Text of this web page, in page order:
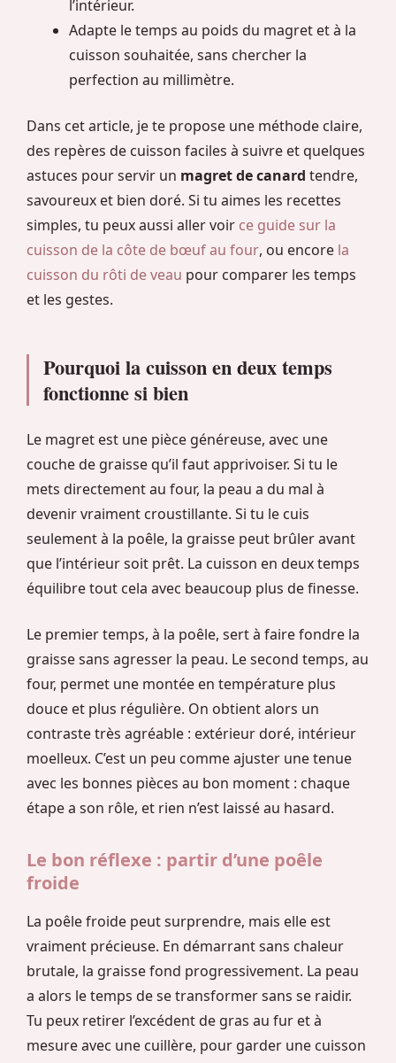
l’intérieur.
Adapte le temps au poids du magret et à la
cuisson souhaitée, sans chercher la
perfection au millimètre.
Dans cet article, je te propose une méthode claire,
des repères de cuisson faciles à suivre et quelques
astuces pour servir un magret de canard tendre,
savoureux et bien doré. Si tu aimes les recettes
simples, tu peux aussi aller voir ce guide sur la
cuisson de la côte de bœuf au four, ou encore la
cuisson du rôti de veau pour comparer les temps
et les gestes.
Pourquoi la cuisson en deux temps
fonctionne si bien
Le magret est une pièce généreuse, avec une
couche de graisse qu’il faut apprivoiser. Si tu le
mets directement au four, la peau a du mal à
devenir vraiment croustillante. Si tu le cuis
seulement à la poêle, la graisse peut brûler avant
que l’intérieur soit prêt. La cuisson en deux temps
équilibre tout cela avec beaucoup plus de finesse.
Le premier temps, à la poêle, sert à faire fondre la
graisse sans agresser la peau. Le second temps, au
four, permet une montée en température plus
douce et plus régulière. On obtient alors un
contraste très agréable : extérieur doré, intérieur
moelleux. C’est un peu comme ajuster une tenue
avec les bonnes pièces au bon moment : chaque
étape a son rôle, et rien n’est laissé au hasard.
Le bon réflexe : partir d’une poêle
froide
La poêle froide peut surprendre, mais elle est
vraiment précieuse. En démarrant sans chaleur
brutale, la graisse fond progressivement. La peau
a alors le temps de se transformer sans se raidir.
Tu peux retirer l’excédent de gras au fur et à
mesure avec une cuillère, pour garder une cuisson